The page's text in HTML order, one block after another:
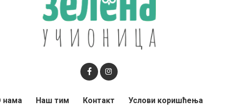
нама Наш тим Контакт Услови коришћења